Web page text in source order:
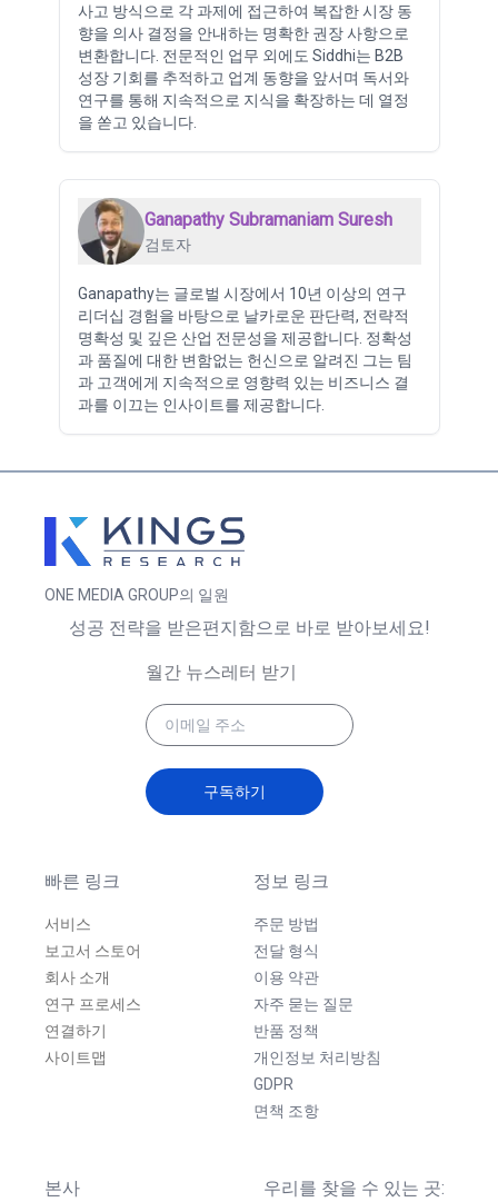
사고 방식으로 각 과제에 접근하여 복잡한 시장 동
향을 의사 결정을 안내하는 명확한 권장 사항으로
변환합니다. 전문적인 업무 외에도 Siddhi는 B2B
성장 기회를 추적하고 업계 동향을 앞서며 독서와
연구를 통해 지속적으로 지식을 확장하는 데 열정
을 쏟고 있습니다.
Ganapathy Subramaniam Suresh
검토자
Ganapathy는 글로벌 시장에서 10년 이상의 연구
리더십 경험을 바탕으로 날카로운 판단력, 전략적
명확성 및 깊은 산업 전문성을 제공합니다. 정확성
과 품질에 대한 변함없는 헌신으로 알려진 그는 팀
과 고객에게 지속적으로 영향력 있는 비즈니스 결
과를 이끄는 인사이트를 제공합니다.
ONE MEDIA GROUP의 일원
빠른 링크
서비스
보고서 스토어
회사 소개
연구 프로세스
연결하기
사이트맵
정보 링크
주문 방법
전달 형식
이용 약관
자주 묻는 질문
반품 정책
개인정보 처리방침
GDPR
면책 조항
본사 우리를 찾을 수 있는 곳:
성공 전략을 받은편지함으로 바로 받아보세요!
월간 뉴스레터 받기
구독하기